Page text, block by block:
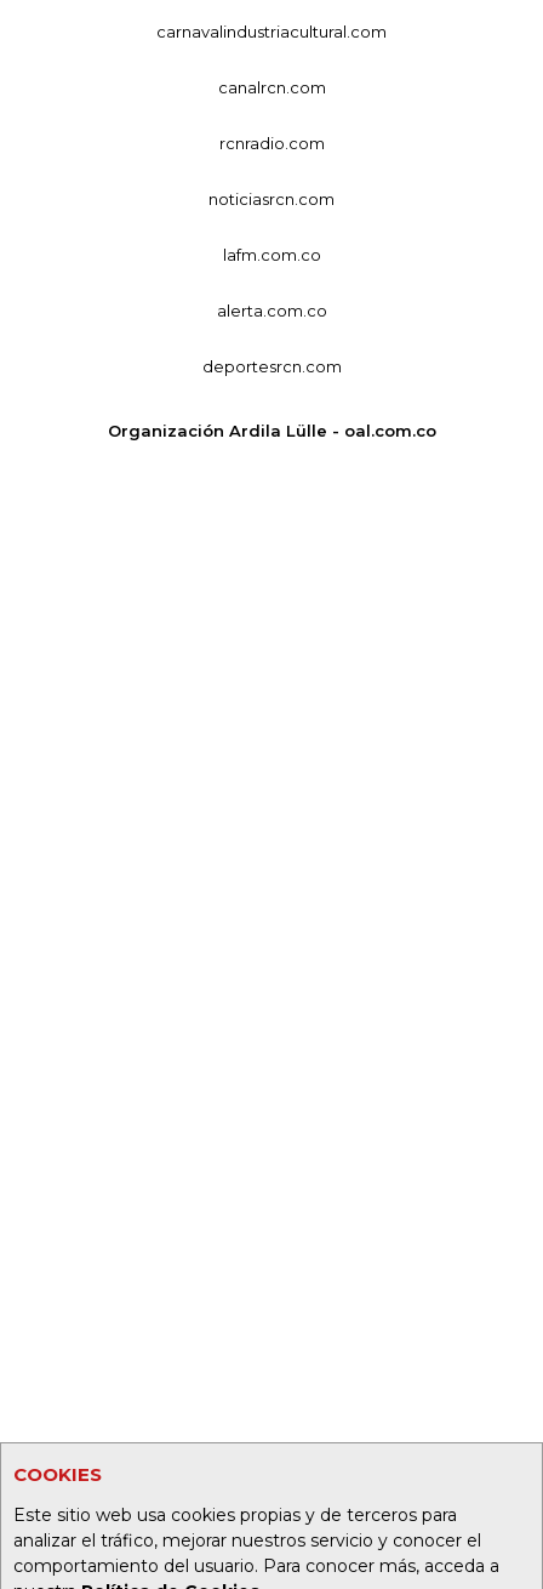
COOKIES
Este sitio web usa cookies propias y de terceros para
analizar el tráfico, mejorar nuestros servicio y conocer el
comportamiento del usuario. Para conocer más, acceda a
carnavalindustriacultural.com
canalrcn.com
rcnradio.com
noticiasrcn.com
lafm.com.co
alerta.com.co
deportesrcn.com
Organización Ardila Lülle - oal.com.co